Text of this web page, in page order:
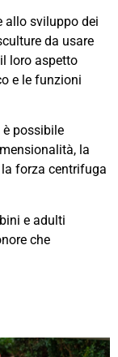
allo sviluppo dei
da usare
loro aspetto
e le funzioni
possibile
la
forza centrifuga
e adulti
che